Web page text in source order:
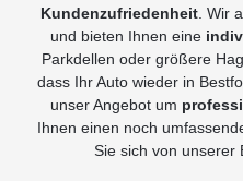
Kundenzufriedenheit. Wir
und bieten Ihnen eine
Parkdellen oder größere
dass Ihr Auto wieder in
unser Angebot um
Ihnen einen noch
Sie sich von unserer